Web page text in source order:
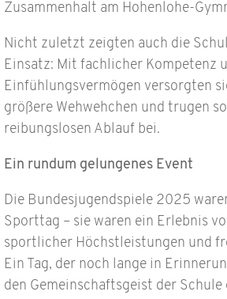
Zusammenhalt am Hohenlohe-
Nicht zuletzt zeigten auch die
Einsatz: Mit fachlicher Kompetenz
Einfühlungsvermögen versorgten
größere Wehwehchen und trugen
reibungslosen Ablauf bei.
Ein rundum gelungenes Event
Die Bundesjugendspiele 2025
Sporttag – sie waren ein Erlebnis
sportlicher Höchstleistungen und
Ein Tag, der noch lange in
den Gemeinschaftsgeist der